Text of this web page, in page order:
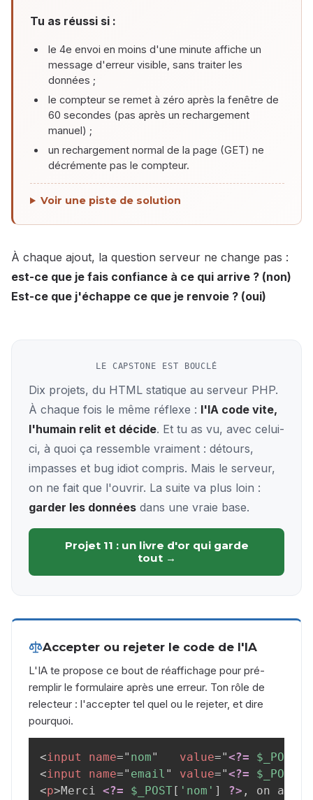
Tu as réussi si :
le 4e envoi en moins d'une minute affiche un
message d'erreur visible, sans traiter les
données ;
le compteur se remet à zéro après la fenêtre de
60 secondes (pas après un rechargement
manuel) ;
un rechargement normal de la page (GET) ne
décrémente pas le compteur.
Voir une piste de solution
À chaque ajout, la question serveur ne change pas :
est-ce que je fais confiance à ce qui arrive ? (non)
Est-ce que j'échappe ce que je renvoie ? (oui)
LE CAPSTONE EST BOUCLÉ
Dix projets, du HTML statique au serveur PHP.
À chaque fois le même réflexe : l'IA code vite,
l'humain relit et décide. Et tu as vu, avec celui-
ci, à quoi ça ressemble vraiment : détours,
impasses et bug idiot compris. Mais le serveur,
on ne fait que l'ouvrir. La suite va plus loin :
garder les données dans une vraie base.
Projet 11 : un livre d'or qui garde
tout →
Accepter ou rejeter le code de l'IA
L'IA te propose ce bout de réaffichage pour pré-
remplir le formulaire après une erreur. Ton rôle de
relecteur : l'accepter tel quel ou le rejeter, et dire
pourquoi.
<input name=" nom" value="<?= $_POST
<input name=" email " value="<?= $_POST
<p>Merci <?= $_POST[ 'nom' ] ?> , on a